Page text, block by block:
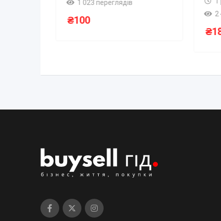
1 023 переглядів
₴100
2
₴